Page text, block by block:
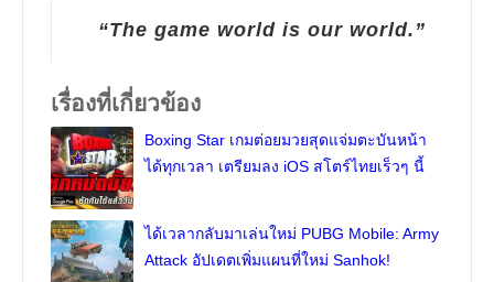
“The game world is our world.”
เรื่องที่เกี่ยวข้อง
Boxing Star เกมต่อยมวยสุดแจ่มตะบันหน้า
ได้ทุกเวลา เตรียมลง iOS สโตร์ไทยเร็วๆ นี้
ได้เวลากลับมาเล่นใหม่ PUBG Mobile: Army
Attack อัปเดตเพิ่มแผนที่ใหม่ Sanhok!